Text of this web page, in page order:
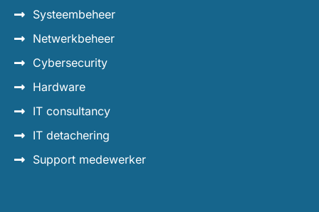
Systeembeheer
Netwerkbeheer
Cybersecurity
Hardware
IT consultancy
IT detachering
Support medewerker